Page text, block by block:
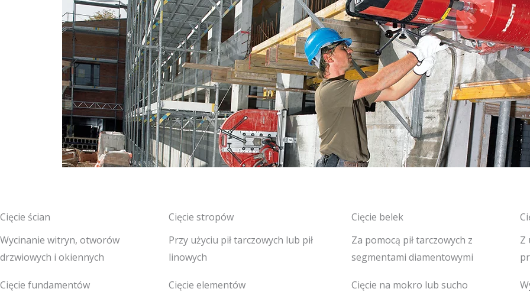
Cięcie ścian
Wycinanie witryn, otworów
drzwiowych i okiennych
Cięcie stropów
Przy użyciu pił tarczowych lub pił
linowych
Cięcie belek
Za pomocą pił tarczowych z
segmentami diamentowymi
Z
Cięcie fundamentów
Cięcie elementów
Cięcie na mokro lub sucho